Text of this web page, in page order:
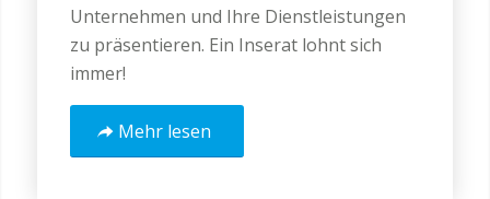
Unternehmen und Ihre Dienstleistungen
zu präsentieren. Ein Inserat lohnt sich
immer!
Mehr lesen